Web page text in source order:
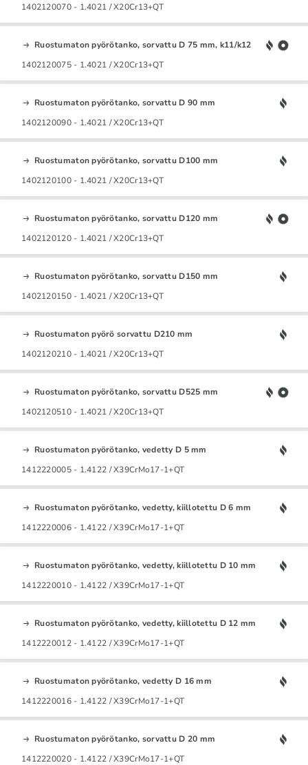
1402120070 - 1.4021 / X20Cr13+QT
Ruostumaton pyörötanko, sorvattu D 75 mm, k11/k12
1402120075 - 1.4021 / X20Cr13+QT
Ruostumaton pyörötanko, sorvattu D 90 mm
1402120090 - 1.4021 / X20Cr13+QT
Ruostumaton pyörötanko, sorvattu D100 mm
1402120100 - 1.4021 / X20Cr13+QT
Ruostumaton pyörötanko, sorvattu D120 mm
1402120120 - 1.4021 / X20Cr13+QT
Ruostumaton pyörötanko, sorvattu D150 mm
1402120150 - 1.4021 / X20Cr13+QT
Ruostumaton pyörö sorvattu D210 mm
1402120210 - 1.4021 / X20Cr13+QT
Ruostumaton pyörötanko, sorvattu D525 mm
1402120510 - 1.4021 / X20Cr13+QT
Ruostumaton pyörötanko, vedetty D 5 mm
1412220005 - 1.4122 / X39CrMo17-1+QT
Ruostumaton pyörötanko, vedetty, kiillotettu D 6 mm
1412220006 - 1.4122 / X39CrMo17-1+QT
Ruostumaton pyörötanko, vedetty, kiillotettu D 10 mm
1412220010 - 1.4122 / X39CrMo17-1+QT
Ruostumaton pyörötanko, vedetty, kiillotettu D 12 mm
1412220012 - 1.4122 / X39CrMo17-1+QT
Ruostumaton pyörötanko, vedetty D 16 mm
1412220016 - 1.4122 / X39CrMo17-1+QT
Ruostumaton pyörötanko, sorvattu D 20 mm
1412220020 - 1.4122 / X39CrMo17-1+QT